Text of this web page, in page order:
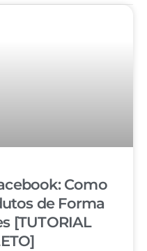
Como
de Forma
[TUTORIAL